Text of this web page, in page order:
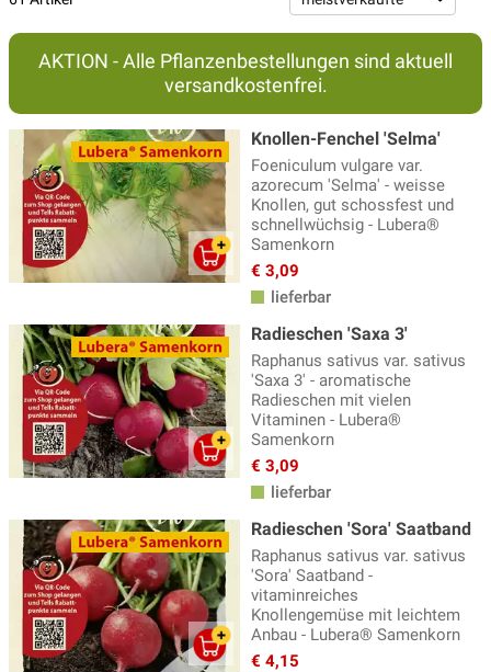
Culinaris Saatgut(100)
Culinaris Saatgut-Box(7)
Erbsen Samen(16)
Fenchel Samen(6)
Fruchtgemüse Samen(206)
Gemüsevielfalt, Raritäten(23)
Gründüngung(25)
Gurken Samen(18)
Karotten Samen(18)
Katzengras Samen (2)
Kohl Samen(43)
Küchenkräuter Samen
Kürbissamen(35)
Lauchsamen(5)
Mais Samen(7)
Mangold Samen(12)
Melonen Samen (10)
AKTION - Alle Pflanzenbestellungen sind aktuell
versandkostenfrei.
Knollen-Fenchel 'Selma'
Foeniculum vulgare var.
azorecum 'Selma' - weisse
Knollen, gut schossfest und
schnellwüchsig - Lubera®
Samenkorn
€ 3,09
lieferbar
Radieschen 'Saxa 3'
Raphanus sativus var. sativus
'Saxa 3' - aromatische
Radieschen mit vielen
Vitaminen - Lubera®
Samenkorn
€ 3,09
lieferbar
Radieschen 'Sora' Saatband
Raphanus sativus var. sativus
'Sora' Saatband -
vitaminreiches
Knollengemüse mit leichtem
Anbau - Lubera® Samenkorn
€ 4,15